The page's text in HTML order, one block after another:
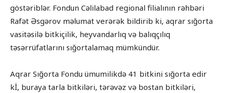
göstəriblər. Fondun Cəlilabad regional filialının rəhbəri
Rafət Əsgərov məlumat verərək bildirib ki, aqrar sığorta
vasitəsilə bitkiçilik, heyvandarlıq və balıqçılıq
təsərrüfatlarını sığortalamaq mümkündür.
Aqrar Sığorta Fondu ümumilikdə 41 bitkini sığorta edir
kİ, buraya tarla bitkiləri, tərəvəz və bostan bitkiləri,